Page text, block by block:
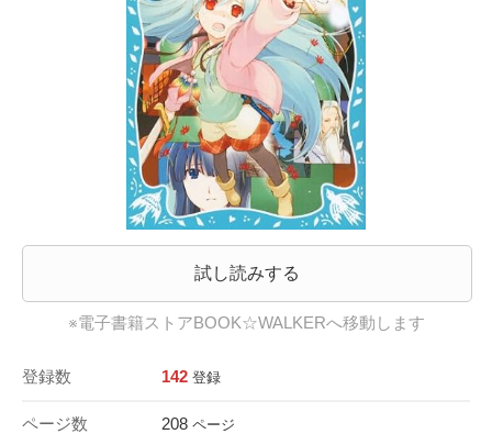
試し読みする
※電子書籍ストアBOOK☆WALKERへ移動します
登録数 142 登録
ページ数 208 ページ